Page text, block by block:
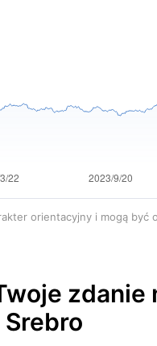
orientacyjny i mogą
zdanie
Srebro